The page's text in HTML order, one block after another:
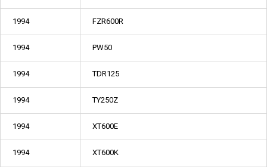
1994 FZR600R
1994 PW50
1994 TDR125
1994 TY250Z
1994 XT600E
1994 XT600K